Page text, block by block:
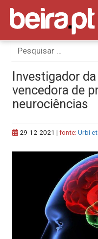
Skip
content
Procurar
por:
Investigador
vencedora de
neurociências
29-12-2021 | fonte: Urbi